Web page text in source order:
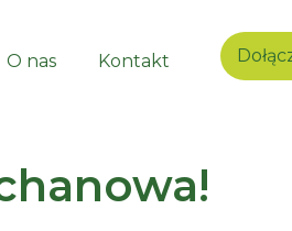
O nas Kontakt